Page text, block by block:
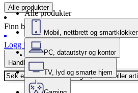
Alle produkter
Finn butikk
Logg inn
Handlekurv
Alle produkter
Mobil, nettbrett og smartklokker
PC, datautstyr og kontor
TV, lyd og smarte hjem